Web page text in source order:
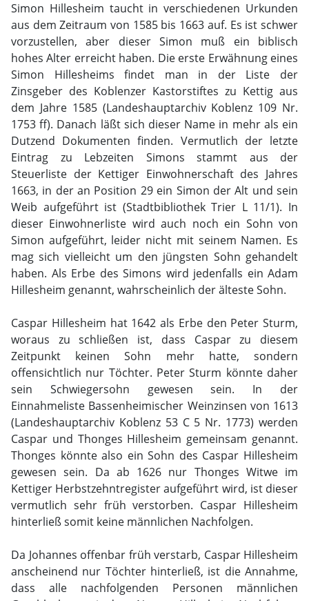
Simon Hillesheim taucht in verschiedenen Urkunden
aus dem Zeitraum von 1585 bis 1663 auf. Es ist schwer
vorzustellen, aber dieser Simon muß ein biblisch
hohes Alter erreicht haben. Die erste Erwähnung eines
Simon Hillesheims findet man in der Liste der
Zinsgeber des Koblenzer Kastorstiftes zu Kettig aus
dem Jahre 1585 (Landeshauptarchiv Koblenz 109 Nr.
1753 ff). Danach läßt sich dieser Name in mehr als ein
Dutzend Dokumenten finden. Vermutlich der letzte
Eintrag zu Lebzeiten Simons stammt aus der
Steuerliste der Kettiger Einwohnerschaft des Jahres
1663, in der an Position 29 ein Simon der Alt und sein
Weib aufgeführt ist (Stadtbibliothek Trier L 11/1). In
dieser Einwohnerliste wird auch noch ein Sohn von
Simon aufgeführt, leider nicht mit seinem Namen. Es
mag sich vielleicht um den jüngsten Sohn gehandelt
haben. Als Erbe des Simons wird jedenfalls ein Adam
Hillesheim genannt, wahrscheinlich der älteste Sohn.
Caspar Hillesheim hat 1642 als Erbe den Peter Sturm,
woraus zu schließen ist, dass Caspar zu diesem
Zeitpunkt keinen Sohn mehr hatte, sondern
offensichtlich nur Töchter. Peter Sturm könnte daher
sein Schwiegersohn gewesen sein. In der
Einnahmeliste Bassenheimischer Weinzinsen von 1613
(Landeshauptarchiv Koblenz 53 C 5 Nr. 1773) werden
Caspar und Thonges Hillesheim gemeinsam genannt.
Thonges könnte also ein Sohn des Caspar Hillesheim
gewesen sein. Da ab 1626 nur Thonges Witwe im
Kettiger Herbstzehntregister aufgeführt wird, ist dieser
vermutlich sehr früh verstorben. Caspar Hillesheim
hinterließ somit keine männlichen Nachfolgen.
Da Johannes offenbar früh verstarb, Caspar Hillesheim
anscheinend nur Töchter hinterließ, ist die Annahme,
dass alle nachfolgenden Personen männlichen